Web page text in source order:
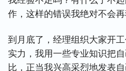
作，这样的错误我绝对不会
到月底了，经理组织大家开
实力，我用一些专业知识把
比，正当我兴高采烈地发表